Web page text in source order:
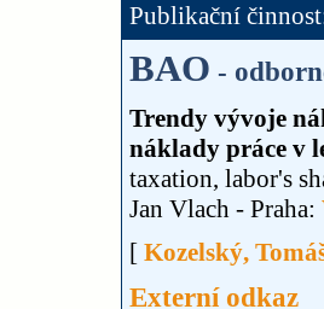
Publikační
BAO -
Trendy vývoje
náklady práce v
taxation, labor's
Jan Vlach - Praha:
[ Kozelský,
Externí odkaz